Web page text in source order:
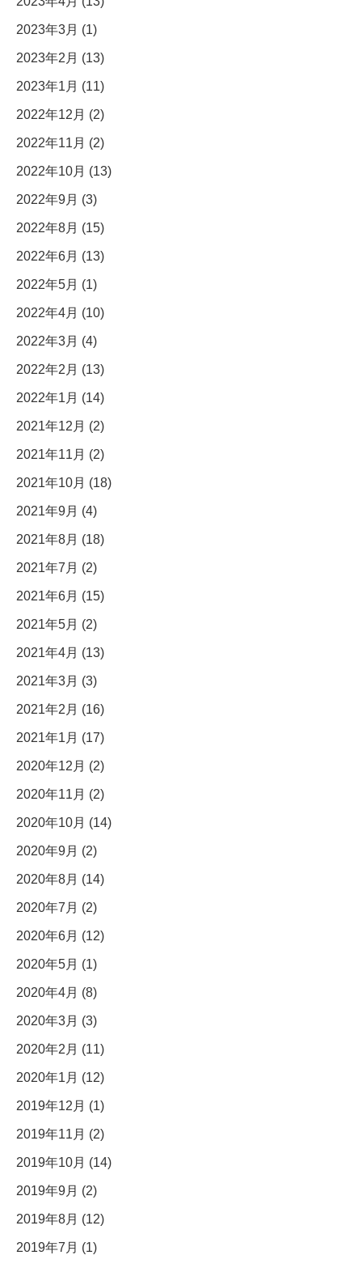
2023年3月 (1)
2023年2月 (13)
2023年1月 (11)
2022年12月 (2)
2022年11月 (2)
2022年10月 (13)
2022年9月 (3)
2022年8月 (15)
2022年6月 (13)
2022年5月 (1)
2022年4月 (10)
2022年3月 (4)
2022年2月 (13)
2022年1月 (14)
2021年12月 (2)
2021年11月 (2)
2021年10月 (18)
2021年9月 (4)
2021年8月 (18)
2021年7月 (2)
2021年6月 (15)
2021年5月 (2)
2021年4月 (13)
2021年3月 (3)
2021年2月 (16)
2021年1月 (17)
2020年12月 (2)
2020年11月 (2)
2020年10月 (14)
2020年9月 (2)
2020年8月 (14)
2020年7月 (2)
2020年6月 (12)
2020年5月 (1)
2020年4月 (8)
2020年3月 (3)
2020年2月 (11)
2020年1月 (12)
2019年12月 (1)
2019年11月 (2)
2019年10月 (14)
2019年9月 (2)
2019年8月 (12)
2019年7月 (1)